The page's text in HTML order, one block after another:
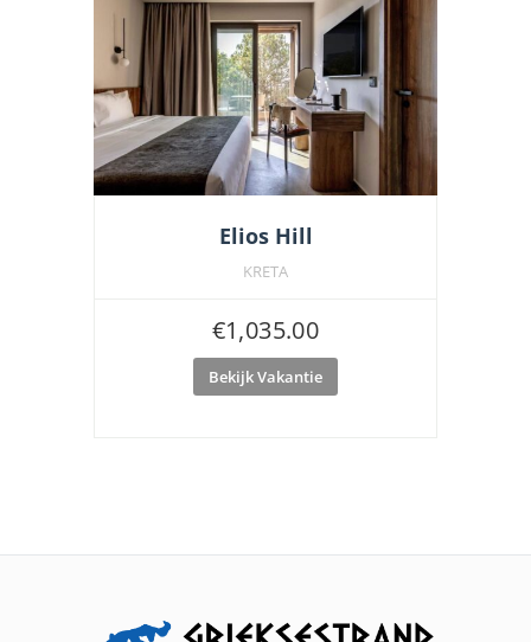
Elios Hill
KRETA
€1,035.00
Bekijk Vakantie